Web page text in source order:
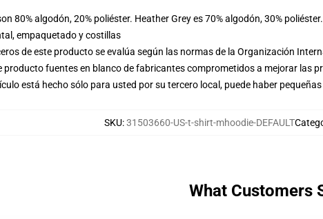
80% algodón, 20% poliéster. Heather Grey es 70% algodón, 30%
empaquetado y costillas
de este producto se evalúa según las normas de la Organización
producto fuentes en blanco de fabricantes comprometidos a mejorar las
está hecho sólo para usted por su tercero local, puede haber
SKU:31503660-US-t-shirt-mhoodie-DEFAULT
What Customers